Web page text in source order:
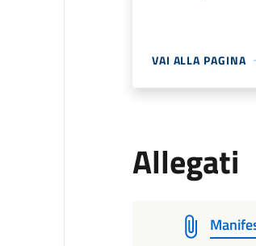
VAI ALLA PAGINA
Allegati